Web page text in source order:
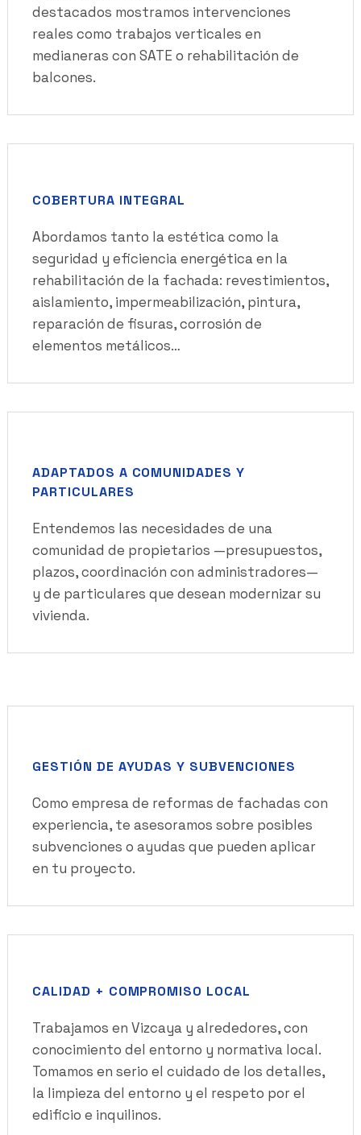
destacados mostramos intervenciones
reales como trabajos verticales en
medianeras con SATE o rehabilitación de
balcones.
COBERTURA INTEGRAL
Abordamos tanto la estética como la
seguridad y eficiencia energética en la
rehabilitación de la fachada: revestimientos,
aislamiento, impermeabilización, pintura,
reparación de fisuras, corrosión de
elementos metálicos…
ADAPTADOS A COMUNIDADES Y
PARTICULARES
Entendemos las necesidades de una
comunidad de propietarios —presupuestos,
plazos, coordinación con administradores—
y de particulares que desean modernizar su
vivienda.
GESTIÓN DE AYUDAS Y SUBVENCIONES
Como empresa de reformas de fachadas con
experiencia, te asesoramos sobre posibles
subvenciones o ayudas que pueden aplicar
en tu proyecto.
CALIDAD + COMPROMISO LOCAL
Trabajamos en Vizcaya y alrededores, con
conocimiento del entorno y normativa local.
Tomamos en serio el cuidado de los detalles,
la limpieza del entorno y el respeto por el
edificio e inquilinos.